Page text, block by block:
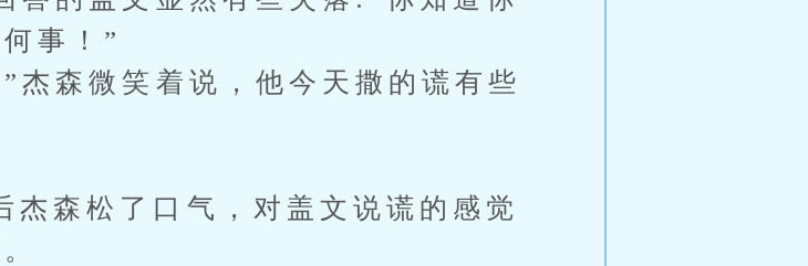
事！”
森微笑着说，他今天撒的谎有些
森松了口气，对盖文说谎的感觉